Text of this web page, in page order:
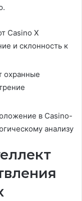
Casino X
и склонность к
охранные
в Casino-
анализу